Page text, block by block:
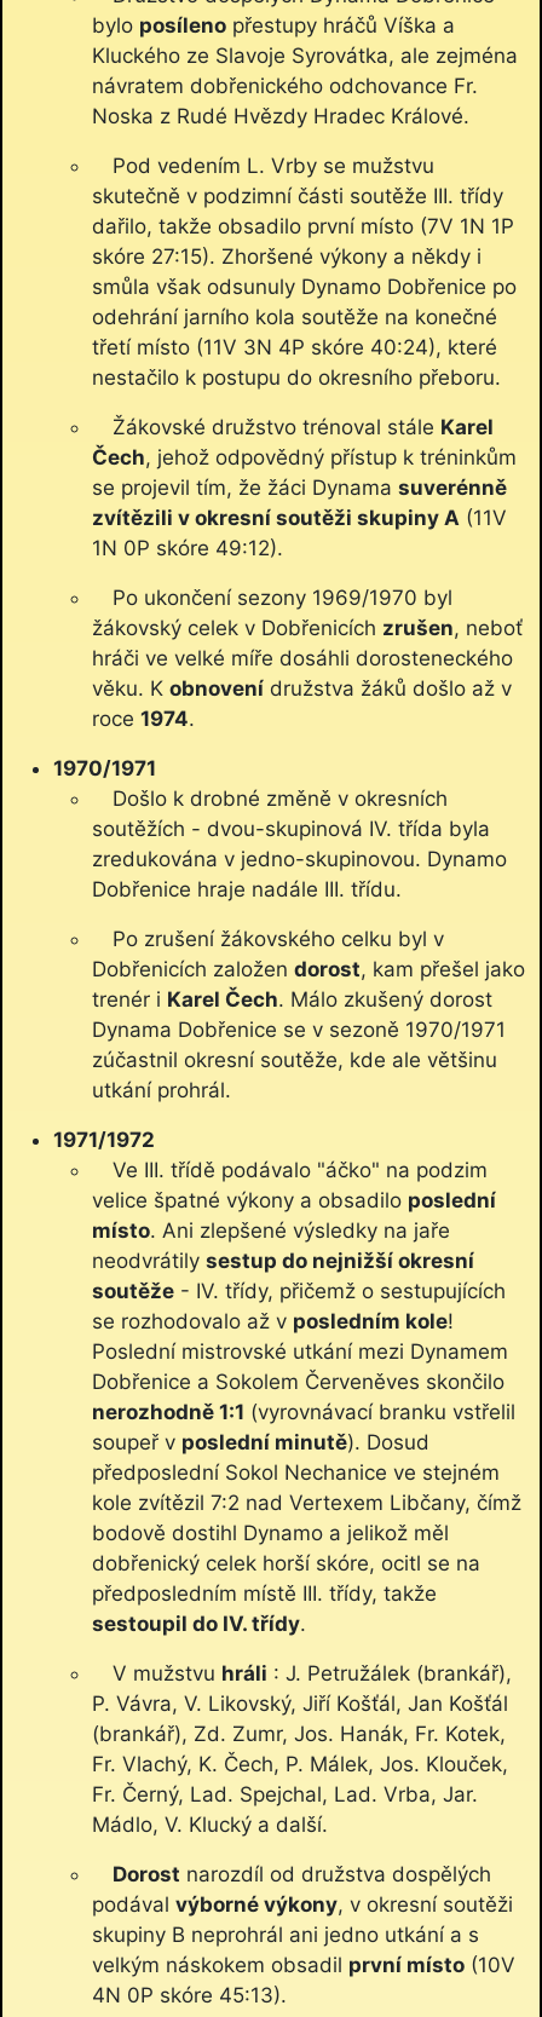
bylo posíleno přestupy hráčů Víška a
Kluckého ze Slavoje Syrovátka, ale zejména
návratem dobřenického odchovance Fr.
Noska z Rudé Hvězdy Hradec Králové.
Pod vedením L. Vrby se mužstvu
skutečně v podzimní části soutěže III. třídy
dařilo, takže obsadilo první místo (7V 1N 1P
skóre 27:15). Zhoršené výkony a někdy i
smůla však odsunuly Dynamo Dobřenice po
odehrání jarního kola soutěže na konečné
třetí místo (11V 3N 4P skóre 40:24), které
nestačilo k postupu do okresního přeboru.
Žákovské družstvo trénoval stále Karel
Čech, jehož odpovědný přístup k tréninkům
se projevil tím, že žáci Dynama suverénně
zvítězili v okresní soutěži skupiny A (11V
1N 0P skóre 49:12).
Po ukončení sezony 1969/1970 byl
žákovský celek v Dobřenicích zrušen, neboť
hráči ve velké míře dosáhli dorosteneckého
věku. K obnovení družstva žáků došlo až v
roce 1974.
1970/1971
Došlo k drobné změně v okresních
soutěžích - dvou-skupinová IV. třída byla
zredukována v jedno-skupinovou. Dynamo
Dobřenice hraje nadále III. třídu.
Po zrušení žákovského celku byl v
Dobřenicích založen dorost, kam přešel jako
trenér i Karel Čech. Málo zkušený dorost
Dynama Dobřenice se v sezoně 1970/1971
zúčastnil okresní soutěže, kde ale většinu
utkání prohrál.
1971/1972
Ve III. třídě podávalo "áčko" na podzim
velice špatné výkony a obsadilo poslední
místo. Ani zlepšené výsledky na jaře
neodvrátily sestup do nejnižší okresní
soutěže - IV. třídy, přičemž o sestupujících
se rozhodovalo až v posledním kole!
Poslední mistrovské utkání mezi Dynamem
Dobřenice a Sokolem Červeněves skončilo
nerozhodně 1:1 (vyrovnávací branku vstřelil
soupeř v poslední minutě). Dosud
předposlední Sokol Nechanice ve stejném
kole zvítězil 7:2 nad Vertexem Libčany, čímž
bodově dostihl Dynamo a jelikož měl
dobřenický celek horší skóre, ocitl se na
předposledním místě III. třídy, takže
sestoupil do IV. třídy.
V mužstvu hráli : J. Petružálek (brankář),
P. Vávra, V. Likovský, Jiří Košťál, Jan Košťál
(brankář), Zd. Zumr, Jos. Hanák, Fr. Kotek,
Fr. Vlachý, K. Čech, P. Málek, Jos. Klouček,
Fr. Černý, Lad. Spejchal, Lad. Vrba, Jar.
Mádlo, V. Klucký a další.
Dorost narozdíl od družstva dospělých
podával výborné výkony, v okresní soutěži
skupiny B neprohrál ani jedno utkání a s
velkým náskokem obsadil první místo (10V
4N 0P skóre 45:13).